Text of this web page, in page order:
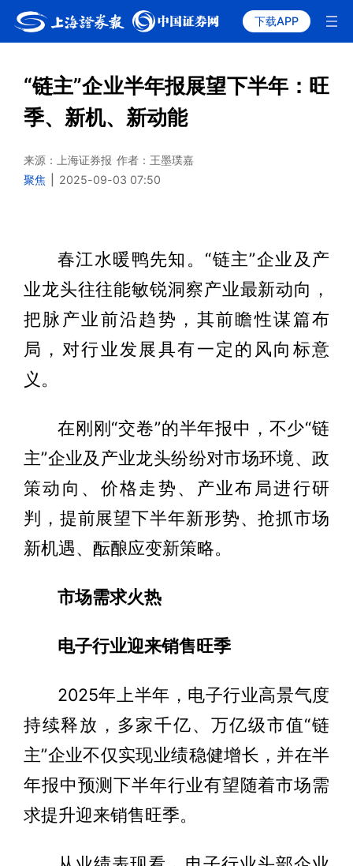
下载APP
“链主”企业半年报展望下半年：旺
季、新机、新动能
来源：上海证券报 作者：王墨璞嘉
聚焦
2025-09-03 07:50
春江水暖鸭先知。“链主”企业及产
业龙头往往能敏锐洞察产业最新动向，
把脉产业前沿趋势，其前瞻性谋篇布
局，对行业发展具有一定的风向标意
义。
在刚刚“交卷”的半年报中，不少“链
主”企业及产业龙头纷纷对市场环境、政
策动向、价格走势、产业布局进行研
判，提前展望下半年新形势、抢抓市场
新机遇、酝酿应变新策略。
市场需求火热
电子行业迎来销售旺季
2025年上半年，电子行业高景气度
持续释放，多家千亿、万亿级市值“链
主”企业不仅实现业绩稳健增长，并在半
年报中预测下半年行业有望随着市场需
求提升迎来销售旺季。